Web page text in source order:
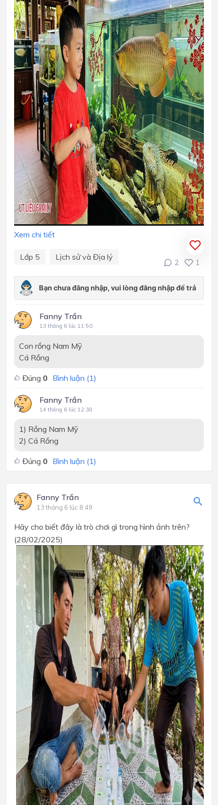
Xem chi tiết
Lớp 5 Lịch sử và Địa lý
2 1
Fanny Trần
13 tháng 6 lúc 11:50
Con rồng Nam Mỹ
Cá Rồng
Đúng 0 Bình luận (1)
Fanny Trần
14 tháng 6 lúc 12:38
1) Rồng Nam Mỹ
2) Cá Rồng
Đúng 0 Bình luận (1)
Fanny Trần
13 tháng 6 lúc 8:49
Hãy cho biết đây là trò chơi gì trong hình ảnh trên?
(28/02/2025)